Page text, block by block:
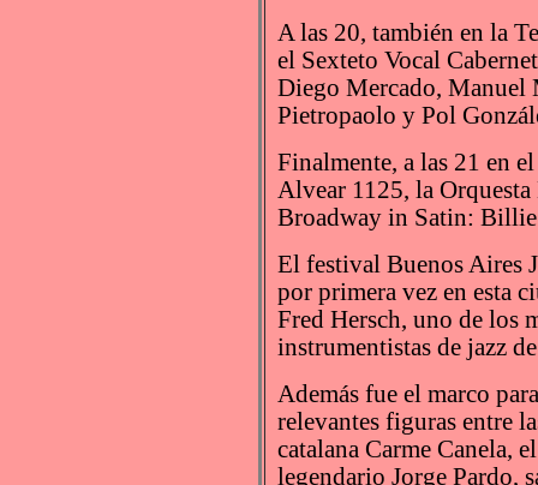
A las 20, también en la
el Sexteto Vocal
Diego Mercado,
Pietropaolo y Pol
Finalmente, a las 21 en
Alvear 1125, la
Broadway in Satin:
El festival Buenos Aires
por primera vez en esta
Fred Hersch, uno de los
instrumentistas de jazz
Además fue el marco
relevantes figuras entre
catalana Carme Canela,
legendario Jorge Pardo,